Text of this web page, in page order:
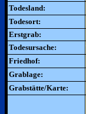
Todesland:
Todesort:
Erstgrab:
Todesursache:
Friedhof:
Grablage:
Grabstätte/Karte: